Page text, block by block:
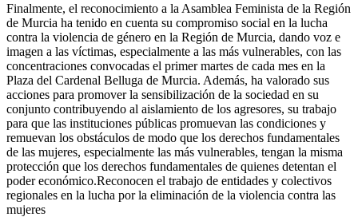
Finalmente, el reconocimiento a la Asamblea Feminista de la Región
de Murcia ha tenido en cuenta su compromiso social en la lucha
contra la violencia de género en la Región de Murcia, dando voz e
imagen a las víctimas, especialmente a las más vulnerables, con las
concentraciones convocadas el primer martes de cada mes en la
Plaza del Cardenal Belluga de Murcia. Además, ha valorado sus
acciones para promover la sensibilización de la sociedad en su
conjunto contribuyendo al aislamiento de los agresores, su trabajo
para que las instituciones públicas promuevan las condiciones y
remuevan los obstáculos de modo que los derechos fundamentales
de las mujeres, especialmente las más vulnerables, tengan la misma
protección que los derechos fundamentales de quienes detentan el
poder económico.Reconocen el trabajo de entidades y colectivos
regionales en la lucha por la eliminación de la violencia contra las
mujeres